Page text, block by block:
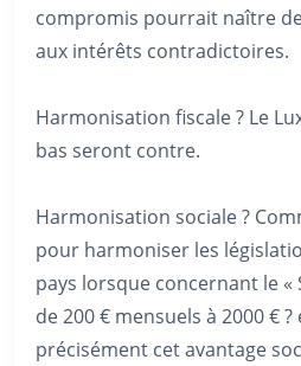
compromis pourrait naître de
aux intérêts contradictoires.
Harmonisation fiscale ? Le
bas seront contre.
Harmonisation sociale ?
pour harmoniser les
pays lorsque concernant le «
de 200 € mensuels à 2000 € ?
précisément cet avantage